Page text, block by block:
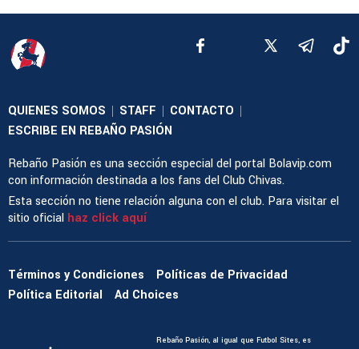
QUIENES SOMOS | STAFF | CONTACTO |
ESCRIBE EN REBAÑO PASIÓN
Rebaño Pasión es una sección especial del portal Bolavip.com
con información destinada a los fans del Club Chivas.
Esta sección no tiene relación alguna con el club. Para visitar el
sitio oficial haz click aquí
Términos y Condiciones
Políticas de Privacidad
Política Editorial
Ad Choices
Rebaño Pasión, al igual que Futbol Sites, es